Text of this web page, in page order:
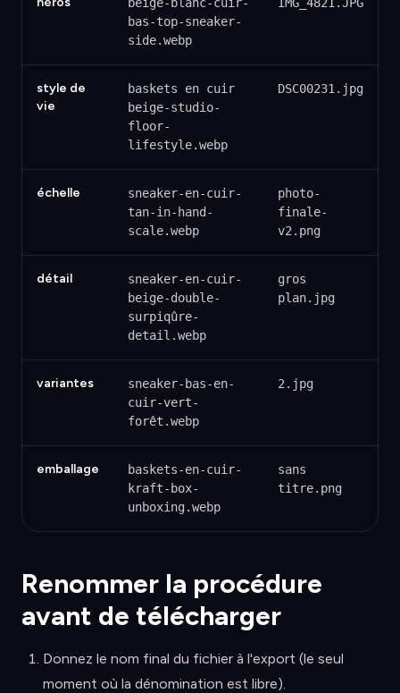
bas-top-sneaker-
side.webp
style de
vie
baskets en cuir
beige-studio-
floor-
lifestyle.webp
DSC00231.jpg
échelle
sneaker-en-cuir-
tan-in-hand-
scale.webp
photo-
finale-
v2.png
détail
sneaker-en-cuir-
beige-double-
surpiqûre-
detail.webp
gros
plan.jpg
variantes
sneaker-bas-en-
cuir-vert-
forêt.webp
2.jpg
emballage
baskets-en-cuir-
kraft-box-
unboxing.webp
sans
titre.png
Renommer la procédure
avant de télécharger
Donnez le nom final du fichier à l'export (le seul
moment où la dénomination est libre).